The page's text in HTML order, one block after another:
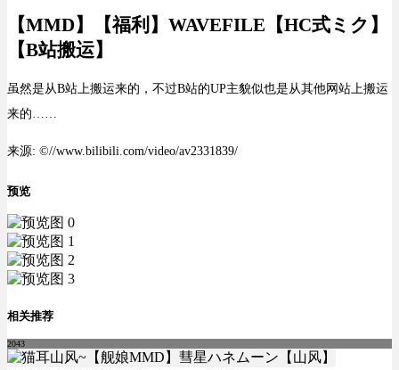
【MMD】【福利】WAVEFILE【HC式ミク】
【B站搬运】
虽然是从B站上搬运来的，不过B站的UP主貌似也是从其他网站上搬运
来的……
来源: ©//www.bilibili.com/video/av2331839/
预览
相关推荐
2043